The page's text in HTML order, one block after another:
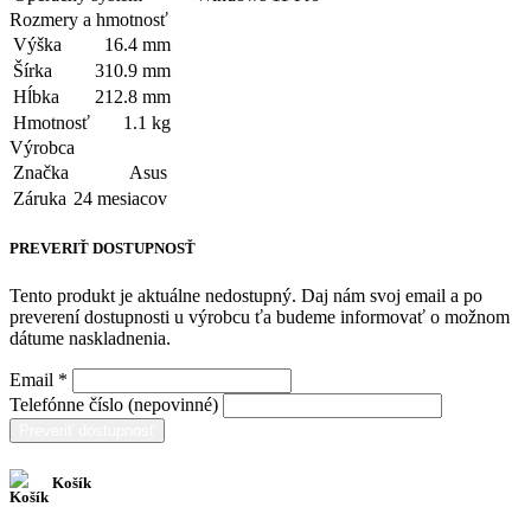
Rozmery a hmotnosť
Výška
16.4 mm
Šírka
310.9 mm
Hĺbka
212.8 mm
Hmotnosť
1.1 kg
Výrobca
Značka
Asus
Záruka 24 mesiacov
PREVERIŤ DOSTUPNOSŤ
Tento produkt je aktuálne nedostupný. Daj nám svoj email a po
preverení dostupnosti u výrobcu ťa budeme informovať o možnom
dátume naskladnenia.
Email *
Telefónne číslo (nepovinné)
Košík